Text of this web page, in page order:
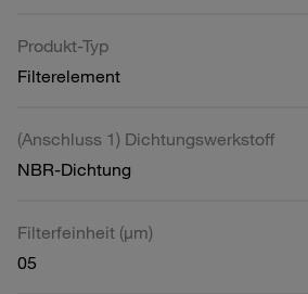
Produkt-Typ
Filterelement
(Anschluss 1) Dichtungswerkstoff
NBR-Dichtung
Filterfeinheit (µm)
05